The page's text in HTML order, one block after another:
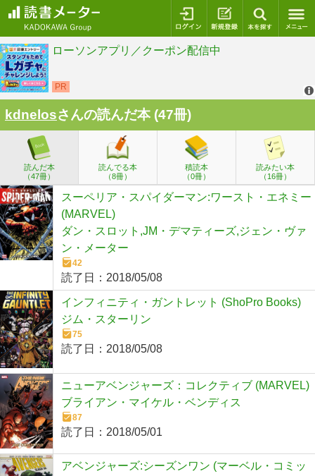
ログイン 新規登録
kdnelosさんの読んだ本 (47冊)
読んだ本
（47冊）
読んでる本
（8冊）
積読本
（0冊）
読みたい本
（16冊）
スーペリア・スパイダーマン:ワースト・エネミー
(MARVEL)
ダン・スロット,JM・デマティーズ,ジェン・ヴァ
ン・メーター
42
読了日： 2018/05/08
インフィニティ・ガントレット (ShoPro Books)
ジム・スターリン
75
読了日： 2018/05/08
ニューアベンジャーズ：コレクティブ (MARVEL)
ブライアン・マイケル・ベンディス
87
読了日： 2018/05/01
アベンジャーズ:シーズンワン (マーベル・コミッ